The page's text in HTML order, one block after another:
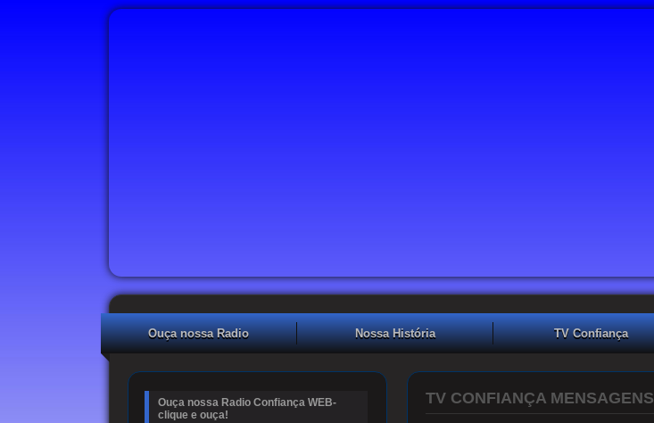
Ouça nossa Radio
Nossa História
TV Confiança
Ouça nossa Radio Confiança WEB-
clique e ouça!
TV CONFIANÇA MENSAGENS